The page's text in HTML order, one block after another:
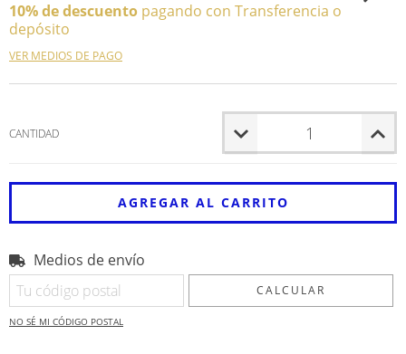
10% de descuento pagando con Transferencia o
depósito
VER MEDIOS DE PAGO
CANTIDAD
Entregas para el CP:
Medios de envío
CALCULAR
NO SÉ MI CÓDIGO POSTAL